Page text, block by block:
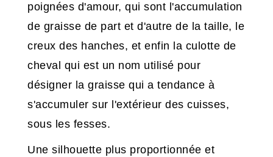
poignées d'amour, qui sont l'accumulation
de graisse de part et d'autre de la taille, le
creux des hanches, et enfin la culotte de
cheval qui est un nom utilisé pour
désigner la graisse qui a tendance à
s'accumuler sur l'extérieur des cuisses,
sous les fesses.
Une silhouette plus proportionnée et